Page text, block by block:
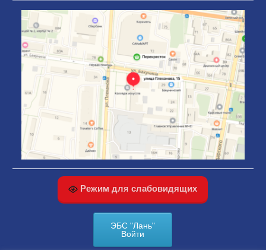
Режим для слабовидящих
ЭБС "Лань"
Войти